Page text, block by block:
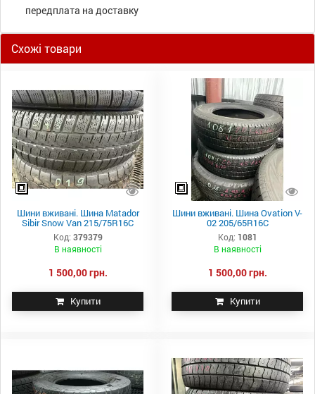
передплата на доставку
Схожі товари
Шини вживані. Шина Matador
Sibir Snow Van 215/75R16C
Код: 379379
В наявності
1 500,00 грн.
Купити
Шини вживані. Шина Ovation V-
02 205/65R16C
Код: 1081
В наявності
1 500,00 грн.
Купити